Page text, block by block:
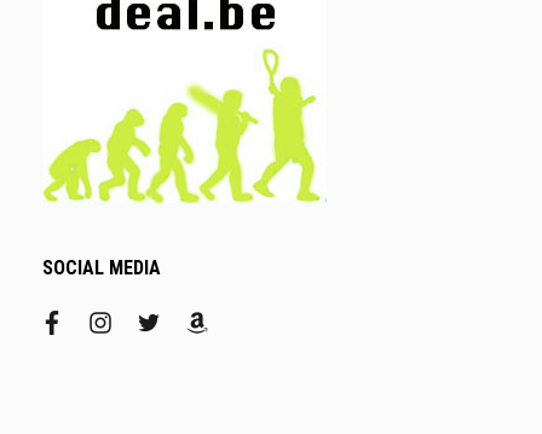
SOCIAL MEDIA
facebookinstagram
twitteramazon